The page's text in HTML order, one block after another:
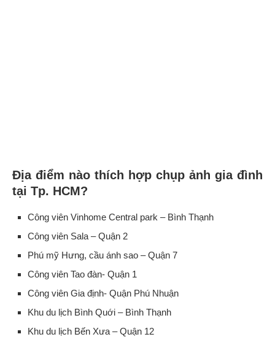
Địa điểm nào thích hợp chụp ảnh gia đình
tại Tp. HCM?
Công viên Vinhome Central park – Bình Thạnh
Công viên Sala – Quận 2
Phú mỹ Hưng, cầu ánh sao – Quận 7
Công viên Tao đàn- Quận 1
Công viên Gia định- Quận Phú Nhuận
Khu du lịch Bình Quới – Bình Thạnh
Khu du lịch Bến Xưa – Quận 12